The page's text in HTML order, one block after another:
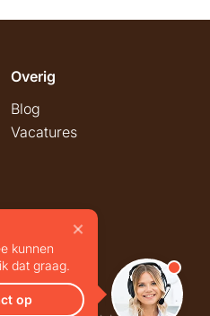
Overig
Blog
Vacatures
kunnen
dat graag.
op